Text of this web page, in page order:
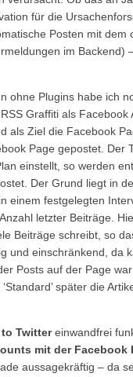
für die
Posten mit dem
im Backend)
ohne Plugins habe ich
. RSS Graffiti als
als Ziel die Facebook
Page gepostet. Der
einstellt, so werden
Der Grund liegt in
einem festgelegten
letzter Beiträge.
Beiträge schreibt, so
und einschränkend, da
Posts auf der Page
später die
to Twittereinwandfrei
mit der Facebook
aussagekräftig – da